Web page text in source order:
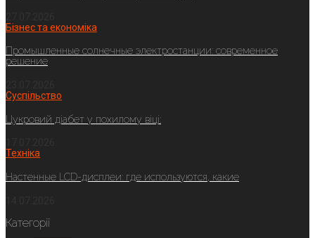
Бізнес та економіка
Промышленные солнечные электростанции: современное
решение
Суспільство
Цукровий діабет у похилому віці:
Техніка
Настенные LCD-дисплеи: где используются, какие
Категорії